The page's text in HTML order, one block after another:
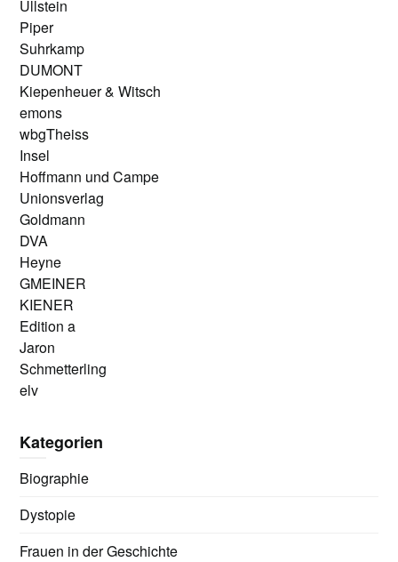
Ullstein
Piper
Suhrkamp
DUMONT
Kiepenheuer & Witsch
emons
wbgTheiss
Insel
Hoffmann und Campe
Unionsverlag
Goldmann
DVA
Heyne
GMEINER
KIENER
Edition a
Jaron
Schmetterling
elv
Kategorien
Biographie
Dystopie
Frauen in der Geschichte